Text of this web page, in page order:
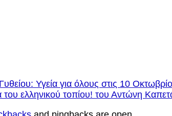
Υγεία για όλους στις 10
ελληνικού τοπίου! του Αντώνη